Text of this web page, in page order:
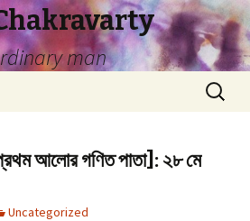
man
Search
for:
আলোর গণিত পাতা]: ২৮ মে
Uncategorized